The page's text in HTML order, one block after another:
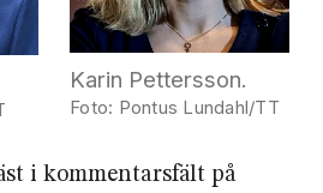
Karin Pettersson.
Pontus Lundahl/TT
i kommentarsfält på